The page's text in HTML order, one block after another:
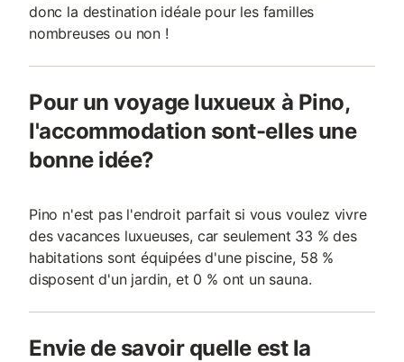
donc la destination idéale pour les familles
nombreuses ou non !
Pour un voyage luxueux à Pino,
l'accommodation sont-elles une
bonne idée?
Pino n'est pas l'endroit parfait si vous voulez vivre
des vacances luxueuses, car seulement 33 % des
habitations sont équipées d'une piscine, 58 %
disposent d'un jardin, et 0 % ont un sauna.
Envie de savoir quelle est la